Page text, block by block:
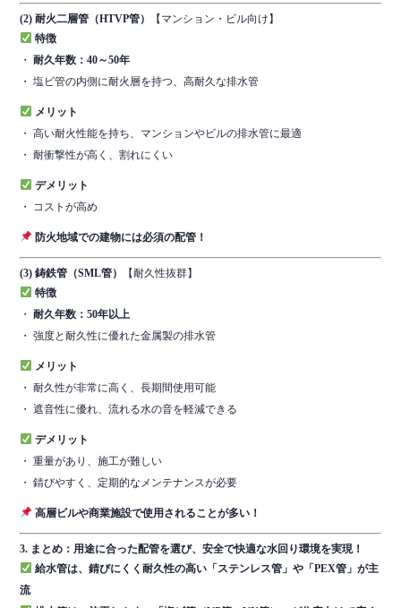
(2) 耐火二層管（HTVP管）
【マンション・ビル向け】
特徴
・耐久年数：40～50年
・ 塩ビ管の内側に耐火層を持つ、高耐久な排水管
メリット
・ 高い耐火性能を持ち、マンションやビルの排水管に最適
・ 耐衝撃性が高く、割れにくい
デメリット
・ コストが高め
防火地域での建物には必須の配管！
(3) 鋳鉄管（SML管）
【耐久性抜群】
特徴
・耐久年数：50年以上
・ 強度と耐久性に優れた金属製の排水管
メリット
・ 耐久性が非常に高く、長期間使用可能
・ 遮音性に優れ、流れる水の音を軽減できる
デメリット
・ 重量があり、施工が難しい
・ 錆びやすく、定期的なメンテナンスが必要
高層ビルや商業施設で使用されることが多い！
3. まとめ：用途に合った配管を選び、安全で快適な水回り環境を実現！
給水管は、錆びにくく耐久性の高い「ステンレス管」や「PEX管」が主
流